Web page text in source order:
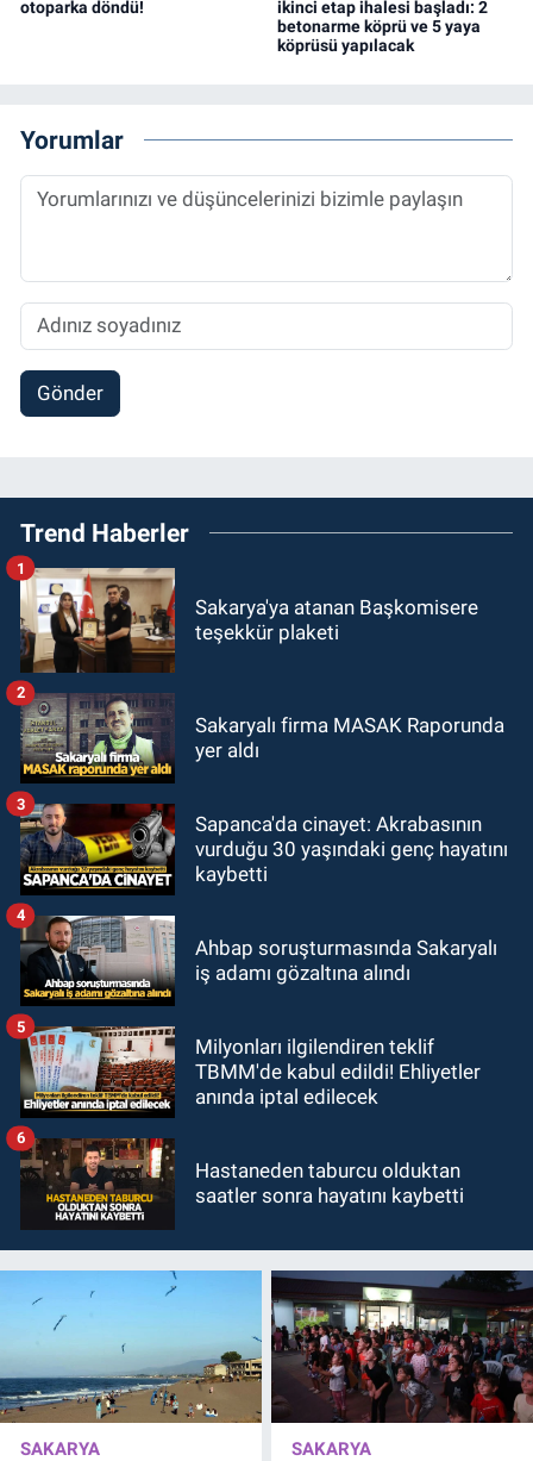
otoparka döndü!
ikinci etap ihalesi başladı: 2
betonarme köprü ve 5 yaya
köprüsü yapılacak
Yorumlar
Gönder
Trend Haberler
Sakarya'ya atanan Başkomisere
teşekkür plaketi
1
Sakaryalı firma MASAK Raporunda
yer aldı
2
Sapanca'da cinayet: Akrabasının
vurduğu 30 yaşındaki genç hayatını
kaybetti
3
Ahbap soruşturmasında Sakaryalı
iş adamı gözaltına alındı
4
Milyonları ilgilendiren teklif
TBMM'de kabul edildi! Ehliyetler
anında iptal edilecek
5
Hastaneden taburcu olduktan
saatler sonra hayatını kaybetti
6
SAKARYA SAKARYA